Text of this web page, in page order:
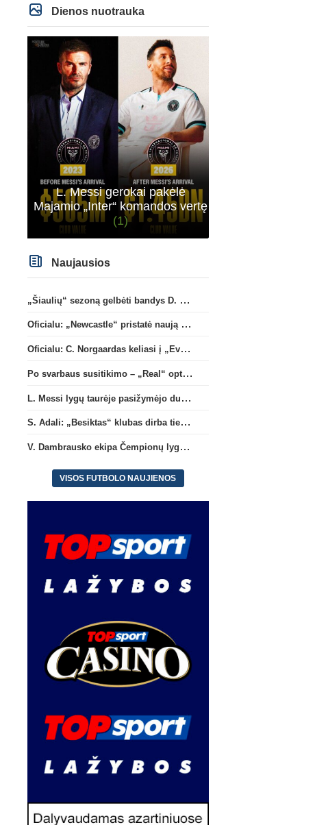
Dienos nuotrauka
L. Messi gerokai pakėlė
Majamio „Inter“ komandos vertę
(1)
Naujausios
„Šiaulių“ sezoną gelbėti bandys D. Lastauskas
Oficialu: „Newcastle“ pristatė naują strategą
Oficialu: C. Norgaardas keliasi į „Everton“
Po svarbaus susitikimo – „Real“ optimizmas dėl naujos sutarties su Viniciumi
L. Messi lygų taurėje pasižymėjo dubliu ir atliko rezultatyvų perdavimą
S. Adali: „Besiktas“ klubas dirba ties D. Vlahovičiaus atvykimu“
V. Dambrausko ekipa Čempionų lygos atrankoje patyrė skaudžią nesėkmę
VISOS FUTBOLO NAUJIENOS